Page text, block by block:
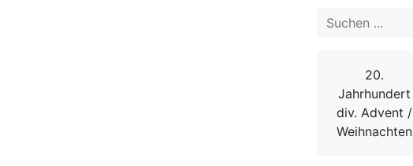
20.
Jahrhundert
div. Advent /
Weihnachten